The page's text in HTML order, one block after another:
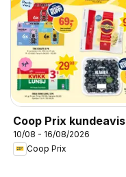
Coop Prix kundeavis
10/08 - 16/08/2026
Coop Prix